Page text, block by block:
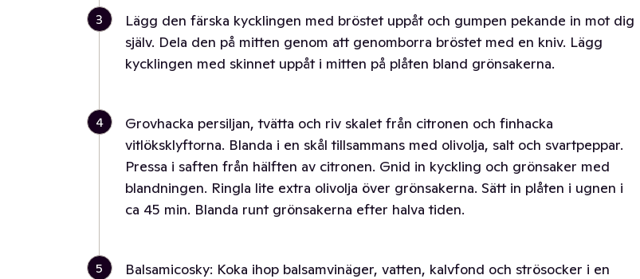
3
Lägg den färska kycklingen med bröstet uppåt och gumpen pekande in mot dig
själv. Dela den på mitten genom att genomborra bröstet med en kniv. Lägg
kycklingen med skinnet uppåt i mitten på plåten bland grönsakerna.
4
Grovhacka persiljan, tvätta och riv skalet från citronen och finhacka
vitlöksklyftorna. Blanda i en skål tillsammans med olivolja, salt och svartpeppar.
Pressa i saften från hälften av citronen. Gnid in kyckling och grönsaker med
blandningen. Ringla lite extra olivolja över grönsakerna. Sätt in plåten i ugnen i
ca 45 min. Blanda runt grönsakerna efter halva tiden.
5
Balsamicosky: Koka ihop balsamvinäger, vatten, kalvfond och strösocker i en